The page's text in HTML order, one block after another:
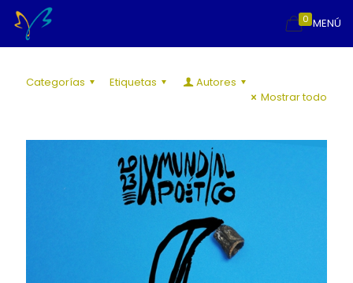
MENÚ
0
Categorías Etiquetas
Autores
Mostrar todo